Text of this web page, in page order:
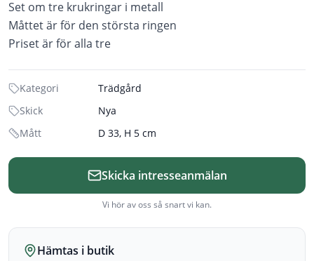
Set om tre krukringar i metall
Måttet är för den största ringen
Priset är för alla tre
Kategori
Trädgård
Skick
Nya
Mått
D 33, H 5 cm
Skicka intresseanmälan
Vi hör av oss så snart vi kan.
Hämtas i butik